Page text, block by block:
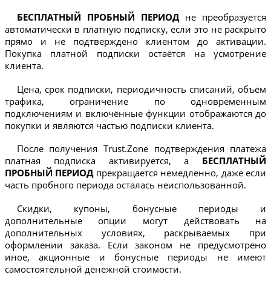
БЕСПЛАТНЫЙ ПРОБНЫЙ ПЕРИОДне преобразуется
автоматически в платную подписку, если это не раскрыто
прямо и не подтверждено клиентом до активации.
Покупка платной подписки остаётся на усмотрение
клиента.
Цена, срок подписки, периодичность списаний, объём
трафика, ограничение по одновременным
подключениям и включённые функции отображаются до
покупки и являются частью подписки клиента.
После получения Trust.Zone подтверждения платежа
платная подписка активируется, а БЕСПЛАТНЫЙ
ПРОБНЫЙ ПЕРИОДпрекращается немедленно, даже если
часть пробного периода осталась неиспользованной.
Скидки, купоны, бонусные периоды и
дополнительные опции могут действовать на
дополнительных условиях, раскрываемых при
оформлении заказа. Если законом не предусмотрено
иное, акционные и бонусные периоды не имеют
самостоятельной денежной стоимости.